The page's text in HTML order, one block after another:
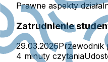
Prawne aspekty
Zatrudnienie
29.03.2026Przewodnik
4 minuty czytania